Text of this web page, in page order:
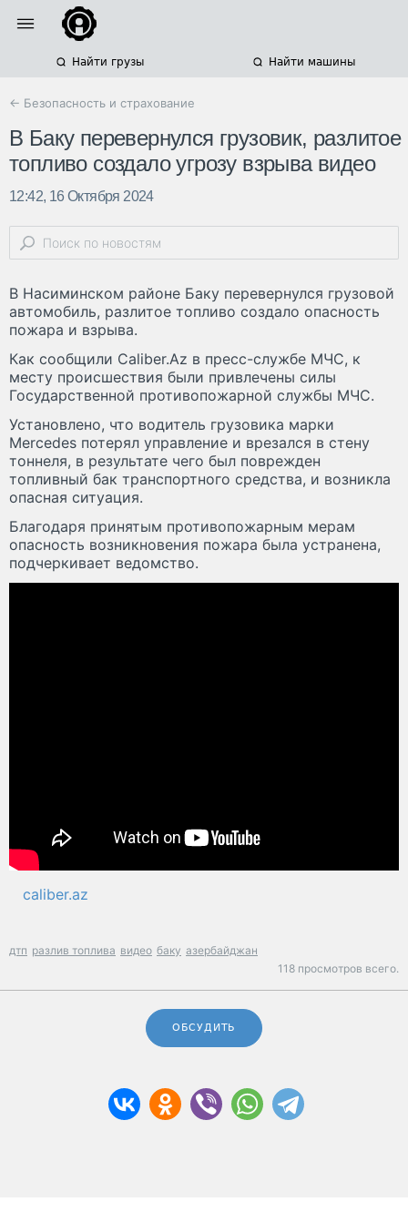
Найти грузы Найти машины
← Безопасность и страхование
В Баку перевернулся грузовик, разлитое
топливо создало угрозу взрыва видео
12:42, 16 Октября 2024
В Насиминском районе Баку перевернулся грузовой
автомобиль, разлитое топливо создало опасность
пожара и взрыва.
Как сообщили Caliber.Az в пресс-службе МЧС, к
месту происшествия были привлечены силы
Государственной противопожарной службы МЧС.
Установлено, что водитель грузовика марки
Mercedes потерял управление и врезался в стену
тоннеля, в результате чего был поврежден
топливный бак транспортного средства, и возникла
опасная ситуация.
Благодаря принятым противопожарным мерам
опасность возникновения пожара была устранена,
подчеркивает ведомство.
caliber.az
дтп разлив топлива видео баку азербайджан
118 просмотров всего.
ОБСУДИТЬ